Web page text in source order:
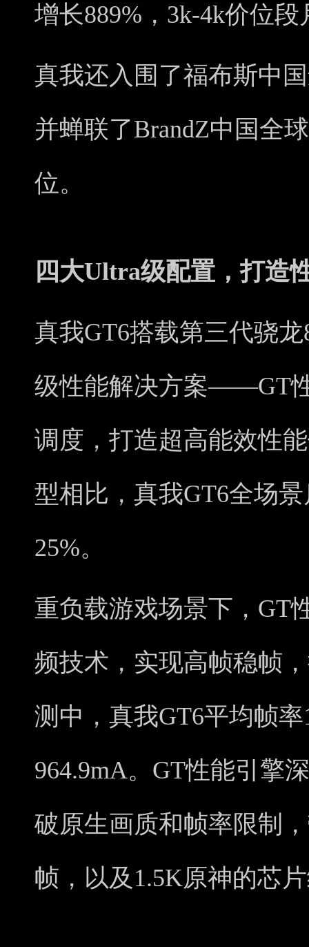
增长889%，3k-4k价位
真我还入围了福布斯中
并蝉联了BrandZ中国全
位。
四大Ultra级配置，打造
真我GT6搭载第三代骁
级性能解决方案——GT
调度，打造超高能效性
型相比，真我GT6全场
25%。
重负载游戏场景下，GT
频技术，实现高帧稳帧
测中，真我GT6平均帧
964.9mA。GT性能引擎
破原生画质和帧率限制
帧，以及1.5K原神的芯